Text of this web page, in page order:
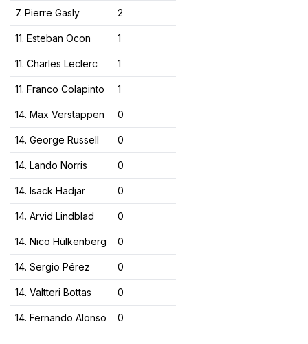
7. Pierre Gasly 2
11. Esteban Ocon 1
11. Charles Leclerc 1
11. Franco Colapinto 1
14. Max Verstappen 0
14. George Russell 0
14. Lando Norris 0
14. Isack Hadjar 0
14. Arvid Lindblad 0
14. Nico Hülkenberg 0
14. Sergio Pérez 0
14. Valtteri Bottas 0
14. Fernando Alonso 0